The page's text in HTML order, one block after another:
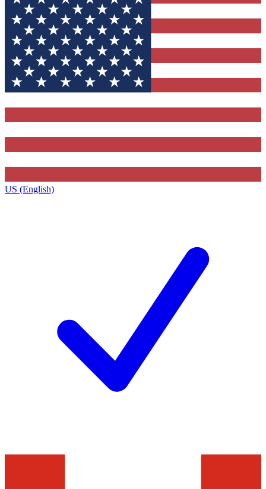
US (English)